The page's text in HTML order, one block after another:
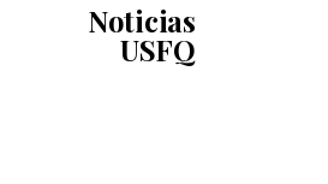
Noticias
USFQ